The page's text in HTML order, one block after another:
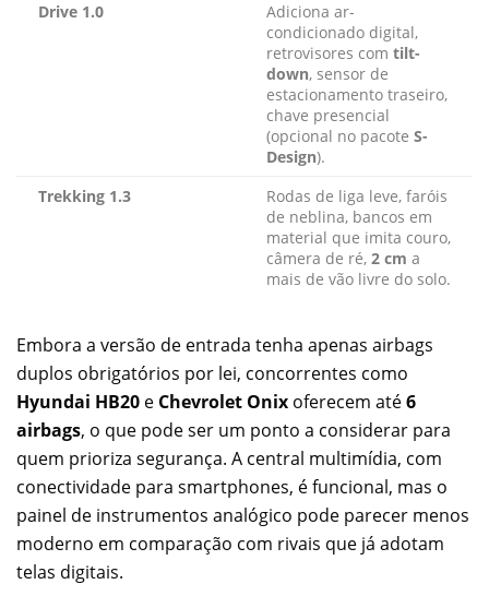
Drive 1.0
Adiciona ar-
condicionado digital,
retrovisores com tilt-
down, sensor de
estacionamento traseiro,
chave presencial
(opcional no pacote S-
Design).
Trekking 1.3
Rodas de liga leve, faróis
de neblina, bancos em
material que imita couro,
câmera de ré, 2 cm a
mais de vão livre do solo.
Embora a versão de entrada tenha apenas airbags
duplos obrigatórios por lei, concorrentes como
Hyundai HB20 e Chevrolet Onix oferecem até6
airbags, o que pode ser um ponto a considerar para
quem prioriza segurança. A central multimídia, com
conectividade para smartphones, é funcional, mas o
painel de instrumentos analógico pode parecer menos
moderno em comparação com rivais que já adotam
telas digitais.